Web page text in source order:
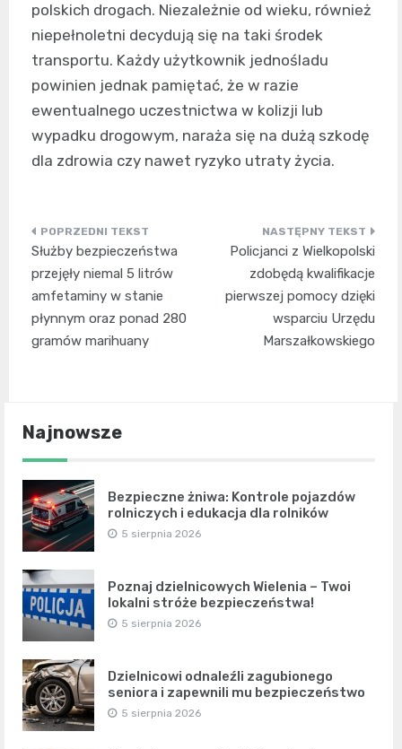
polskich drogach. Niezależnie od wieku, również
niepełnoletni decydują się na taki środek
transportu. Każdy użytkownik jednośladu
powinien jednak pamiętać, że w razie
ewentualnego uczestnictwa w kolizji lub
wypadku drogowym, naraża się na dużą szkodę
dla zdrowia czy nawet ryzyko utraty życia.
Nawigacja
wpisu
Służby bezpieczeństwa
przejęły niemal 5 litrów
amfetaminy w stanie
płynnym oraz ponad 280
gramów marihuany
Policjanci z Wielkopolski
zdobędą kwalifikacje
pierwszej pomocy dzięki
wsparciu Urzędu
Marszałkowskiego
Najnowsze
Bezpieczne żniwa: Kontrole pojazdów
rolniczych i edukacja dla rolników
5 sierpnia 2026
Poznaj dzielnicowych Wielenia – Twoi
lokalni stróże bezpieczeństwa!
5 sierpnia 2026
Dzielnicowi odnaleźli zagubionego
seniora i zapewnili mu bezpieczeństwo
5 sierpnia 2026